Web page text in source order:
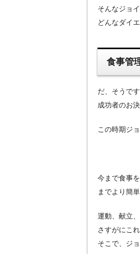
そんなジョ
どんなダイ
食事管
だ、そうで
成功者のお
この時期ジ
今まで食事
までより簡
運動、献立
さすがにこ
そこで、ジ